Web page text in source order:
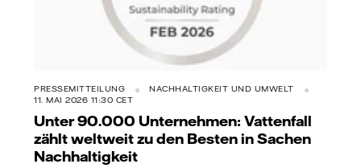
PRESSEMITTEILUNG
NACHHALTIGKEIT UND UMWELT
11. MAI 2026 11:30 CET
Unter 90.000 Unternehmen: Vattenfall
zählt weltweit zu den Besten in Sachen
Nachhaltigkeit